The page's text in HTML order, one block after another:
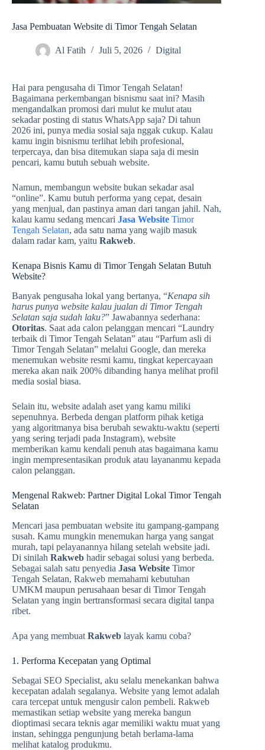
Jasa Pembuatan Website di Timor Tengah Selatan
Al Fatih Juli 5, 2026 Digital
Hai para pengusaha di Timor Tengah Selatan!
Bagaimana perkembangan bisnismu saat ini? Masih
mengandalkan promosi dari mulut ke mulut atau
sekadar posting di status WhatsApp saja? Di tahun
2026 ini, punya media sosial saja nggak cukup. Kalau
kamu ingin bisnismu terlihat lebih profesional,
terpercaya, dan bisa ditemukan siapa saja di mesin
pencari, kamu butuh sebuah website.
Namun, membangun website bukan sekadar asal
“online”. Kamu butuh performa yang cepat, desain
yang menjual, dan pastinya aman dari tangan jahil. Nah,
kalau kamu sedang mencari Jasa Website Timor
Tengah Selatan, ada satu nama yang wajib masuk
dalam radar kam, yaitu Rakweb.
Kenapa Bisnis Kamu di Timor Tengah Selatan Butuh
Website?
Banyak pengusaha lokal yang bertanya, “Kenapa sih
harus punya website kalau jualan di Timor Tengah
Selatan saja sudah laku?” Jawabannya sederhana:
Otoritas. Saat ada calon pelanggan mencari “Laundry
terbaik di Timor Tengah Selatan” atau “Parfum asli di
Timor Tengah Selatan” melalui Google, dan mereka
menemukan website resmi kamu, tingkat kepercayaan
mereka akan naik 200% dibanding hanya melihat profil
media sosial biasa.
Selain itu, website adalah aset yang kamu miliki
sepenuhnya. Berbeda dengan platform pihak ketiga
yang algoritmanya bisa berubah sewaktu-waktu (seperti
yang sering terjadi pada Instagram), website
memberikan kamu kendali penuh atas bagaimana kamu
ingin mempresentasikan produk atau layananmu kepada
calon pelanggan.
Mengenal Rakweb: Partner Digital Lokal Timor Tengah
Selatan
Mencari jasa pembuatan website itu gampang-gampang
susah. Kamu mungkin menemukan harga yang sangat
murah, tapi pelayanannya hilang setelah website jadi.
Di sinilah Rakweb hadir sebagai solusi yang berbeda.
Sebagai salah satu penyedia Jasa Website Timor
Tengah Selatan, Rakweb memahami kebutuhan
UMKM maupun perusahaan besar di Timor Tengah
Selatan yang ingin bertransformasi secara digital tanpa
ribet.
Apa yang membuat Rakweb layak kamu coba?
1. Performa Kecepatan yang Optimal
Sebagai SEO Specialist, aku selalu menekankan bahwa
kecepatan adalah segalanya. Website yang lemot adalah
cara tercepat untuk mengusir calon pembeli. Rakweb
memastikan setiap website yang mereka bangun
dioptimasi secara teknis agar memiliki waktu muat yang
instan, sehingga pengunjung betah berlama-lama
melihat katalog produkmu.